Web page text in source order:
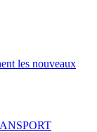
les nouveaux